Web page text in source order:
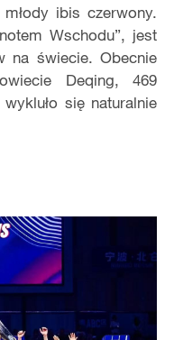
ibis czerwony.
Wschodu”, jest
na świecie. Obecnie
Deqing, 469
się naturalnie